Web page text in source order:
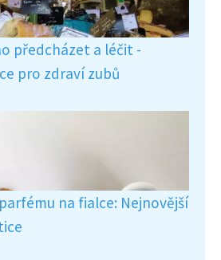
předcházet a léčit -
pro zdraví zubů
na fialce: Nejnovější